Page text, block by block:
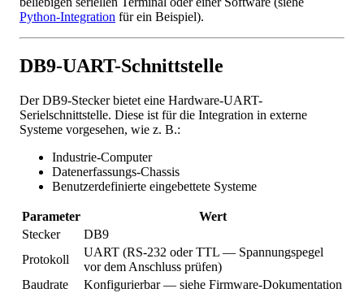
Python-Integration für ein Beispiel).
DB9-UART-Schnittstelle
Der DB9-Stecker bietet eine Hardware-UART-
Serielschnittstelle. Diese ist für die Integration in externe
Systeme vorgesehen, wie z. B.:
Industrie-Computer
Datenerfassungs-Chassis
Benutzerdefinierte eingebettete Systeme
Parameter
Wert
Stecker
DB9
Protokoll
UART (RS-232 oder TTL — Spannungspegel
vor dem Anschluss prüfen)
Baudrate
Konfigurierbar — siehe Firmware-Dokumentation